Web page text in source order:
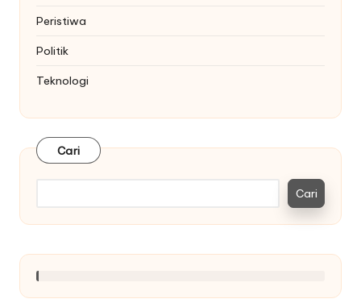
Peristiwa
Politik
Teknologi
Cari
Cari